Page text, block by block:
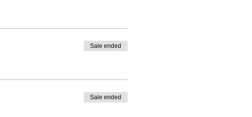
Sale ended
Sale ended